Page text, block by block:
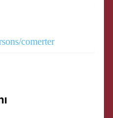
comerter